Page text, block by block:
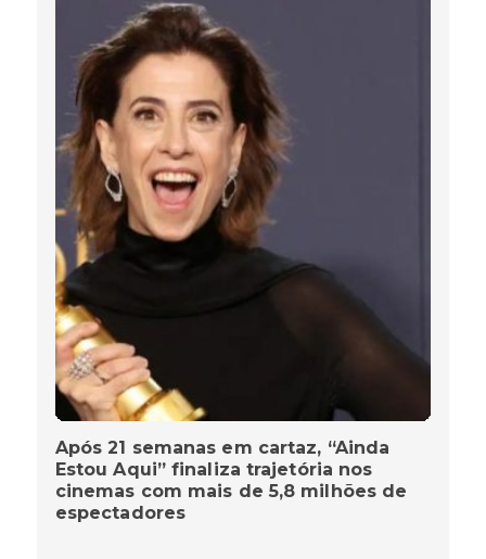
Após 21 semanas em cartaz, “Ainda
Estou Aqui” finaliza trajetória nos
cinemas com mais de 5,8 milhões de
espectadores